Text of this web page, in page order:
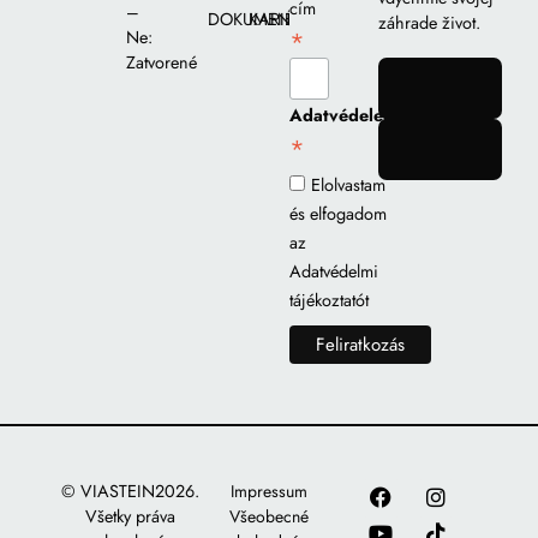
–
Ne:
Zatvorené
DOKUMENTY
KARIÉRA
cím
*
Adatvédelem
*
Elolvastam
és elfogadom
az
Adatvédelmi
tájékoztatót
záhrade život.
© VIASTEIN2026.
Všetky práva
Impressum
Všeobecné